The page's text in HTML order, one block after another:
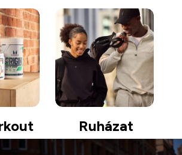
Ruházat